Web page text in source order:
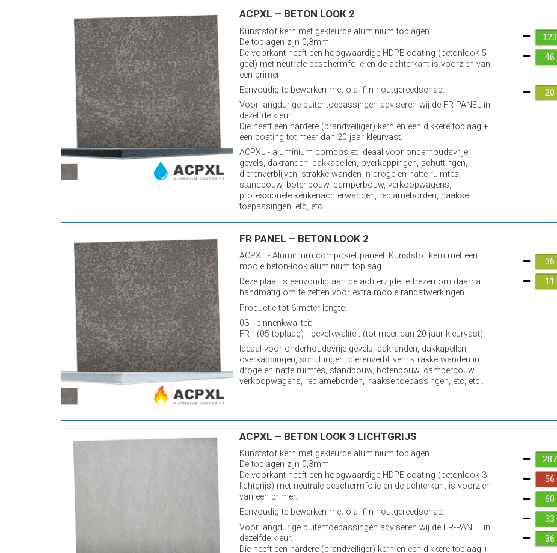
ACPXL – BETON LOOK 2
Kunststof kern met gekleurde aluminium toplagen.
De toplagen zijn 0,3mm.
De voorkant heeft een hoogwaardige HDPE coating (betonlook 5
geel) met neutrale beschermfolie en de achterkant is voorzien van
een primer.
Eenvoudig te bewerken met o.a. fijn houtgereedschap.
Voor langdurige buitentoepassingen adviseren wij de FR-PANEL in
dezelfde kleur.
Die heeft een hardere (brandveiliger) kern en een dikkere toplaag +
een coating tot meer dan 20 jaar kleurvast.
ACPXL - aluminium composiet: ideaal voor onderhoudsvrije
gevels, dakranden, dakkapellen, overkappingen, schuttingen,
dierenverblijven, strakke wanden in droge en natte ruimtes,
standbouw, botenbouw, camperbouw, verkoopwagens,
professionele keukenachterwanden, reclameborden, haakse
toepassingen, etc, etc..
FR PANEL – BETON LOOK 2
ACPXL - Aluminium composiet paneel: Kunststof kern met een
mooie beton-look aluminium toplaag.
Deze plaat is eenvoudig aan de achterzijde te frezen om daarna
handmatig om te zetten voor extra mooie randafwerkingen.
Productie tot 6 meter lengte.
03 - binnenkwaliteit
FR - (05 toplaag) - gevelkwaliteit (tot meer dan 20 jaar kleurvast).
Ideaal voor onderhoudsvrije gevels, dakranden, dakkapellen,
overkappingen, schuttingen, dierenverblijven, strakke wanden in
droge en natte ruimtes, standbouw, botenbouw, camperbouw,
verkoopwagens, reclameborden, haakse toepassingen, etc, etc..
ACPXL – BETON LOOK 3 LICHTGRIJS
Kunststof kern met gekleurde aluminium toplagen.
De toplagen zijn 0,3mm.
De voorkant heeft een hoogwaardige HDPE coating (betonlook 3
lichtgrijs) met neutrale beschermfolie en de achterkant is voorzien
van een primer.
Eenvoudig te bewerken met o.a. fijn houtgereedschap.
Voor langdurige buitentoepassingen adviseren wij de FR-PANEL in
dezelfde kleur.
Die heeft een hardere (brandveiliger) kern en een dikkere toplaag +